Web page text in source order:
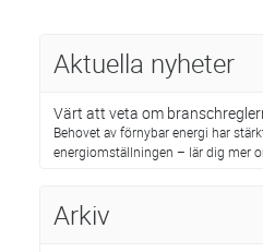
Aktuella nyheter
Värt att veta om
Behovet av förnybar energi har
energiomställningen – lär dig mer
Arkiv